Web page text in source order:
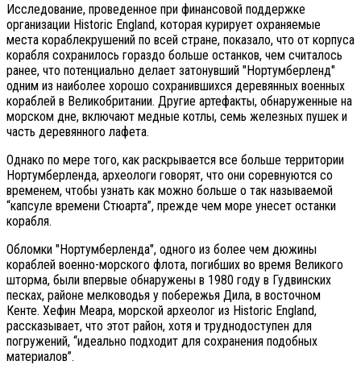
Исследование, проведенное при финансовой поддержке
организации Historic England, которая курирует охраняемые
места кораблекрушений по всей стране, показало, что от корпуса
корабля сохранилось гораздо больше останков, чем считалось
ранее, что потенциально делает затонувший "Нортумберленд"
одним из наиболее хорошо сохранившихся деревянных военных
кораблей в Великобритании. Другие артефакты, обнаруженные на
морском дне, включают медные котлы, семь железных пушек и
часть деревянного лафета.
Однако по мере того, как раскрывается все больше территории
Нортумберленда, археологи говорят, что они соревнуются со
временем, чтобы узнать как можно больше о так называемой
“капсуле времени Стюарта”, прежде чем море унесет останки
корабля.
Обломки "Нортумберленда", одного из более чем дюжины
кораблей военно-морского флота, погибших во время Великого
шторма, были впервые обнаружены в 1980 году в Гудвинских
песках, районе мелководья у побережья Дила, в восточном
Кенте. Хефин Меара, морской археолог из Historic England,
рассказывает, что этот район, хотя и труднодоступен для
погружений, “идеально подходит для сохранения подобных
материалов”.